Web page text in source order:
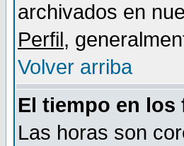
archivados en
Perfil,
Volver arriba
El tiempo en
Las horas son